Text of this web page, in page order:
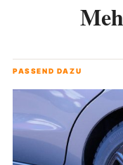
PASSEND DAZU